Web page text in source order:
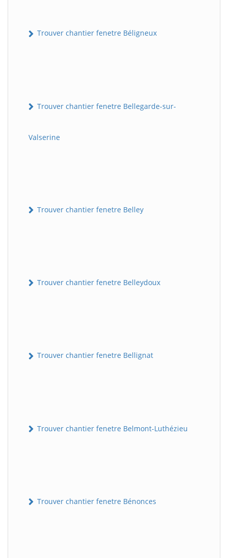
Trouver chantier fenetre Béligneux
Trouver chantier fenetre Bellegarde-sur-
Valserine
Trouver chantier fenetre Belley
Trouver chantier fenetre Belleydoux
Trouver chantier fenetre Bellignat
Trouver chantier fenetre Belmont-Luthézieu
Trouver chantier fenetre Bénonces